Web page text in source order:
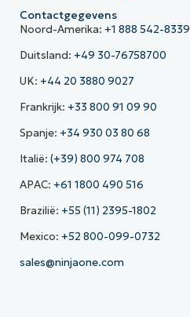
Contactgegevens
Noord-Amerika: +1 888 542-8339
Duitsland: +49 30-76758700
UK: +44 20 3880 9027
Frankrijk: +33 800 91 09 90
Spanje: +34 930 03 80 68
Italië: (+39) 800 974 708
APAC: +61 1800 490 516
Brazilië: +55 (11) 2395-1802
Mexico: +52 800-099-0732
sales@ninjaone.com